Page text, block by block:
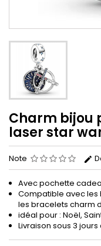
Charm bijou
laser star
Note
Avec pochette
Compatible avec les
les bracelets charm
idéal pour : Noël,
Livraison sous 3 jours